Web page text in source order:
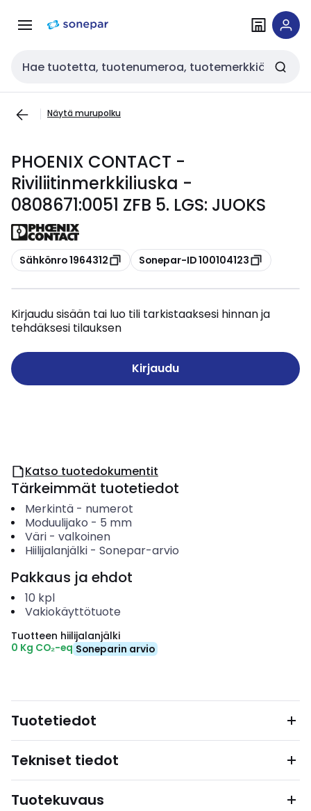
navigointiinsisältöön
Haku
Näytä murupolku
PHOENIX CONTACT -
Riviliitinmerkkiliuska -
0808671:0051 ZFB 5. LGS: JUOKS
Kopioi
Sähkönro 1964312 Kopioi
Sonepar-ID 100104123
Kirjaudu sisään tai luo tili tarkistaaksesi hinnan ja
tehdäksesi tilauksen
Kirjaudu
Katso tuotedokumentit
Tärkeimmät tuotetiedot
Merkintä- numerot
Moduulijako - 5 mm
Väri- valkoinen
Hiilijalanjälki- Sonepar-arvio
Pakkaus ja ehdot
10 kpl
Vakiokäyttötuote
Tuotteen hiilijalanjälki
0 Kg CO₂-eq Soneparin arvio
Tuotetiedot
Tekniset tiedot
Tuotekuvaus